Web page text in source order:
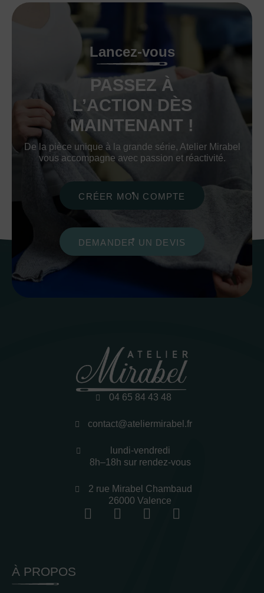
Lancez-vous
PASSEZ À
L’ACTION DÈS
MAINTENANT !
De la pièce unique à la grande série, Atelier Mirabel
vous accompagne avec passion et réactivité.
CRÉER MON COMPTE
DEMANDER UN DEVIS
04 65 84 43 48
contact@ateliermirabel.fr
lundi-vendredi
8h–18h sur rendez-vous
2 rue Mirabel Chambaud
26000 Valence
À PROPOS